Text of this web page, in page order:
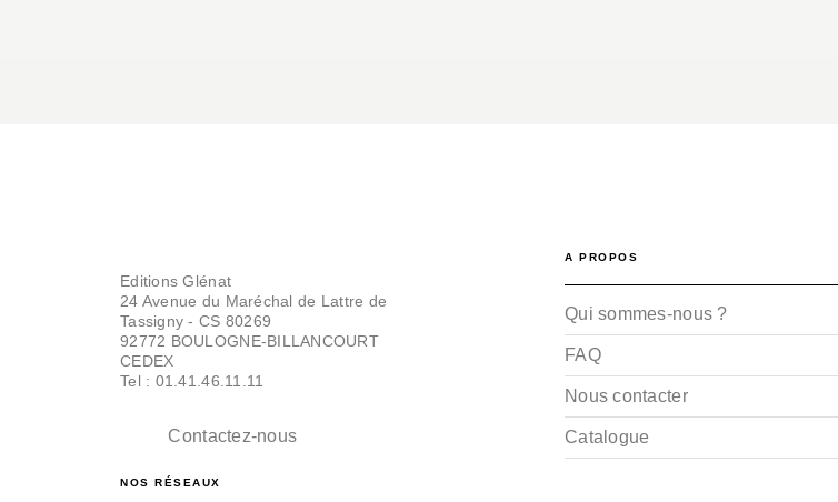
Editions Glénat
24 Avenue du Maréchal de Lattre de
Tassigny - CS 80269
92772 BOULOGNE-BILLANCOURT
CEDEX
Tel : 01.41.46.11.11
Contactez-nous
NOS RÉSEAUX
A PROPOS
Qui sommes-nous ?
FAQ
Nous contacter
Catalogue